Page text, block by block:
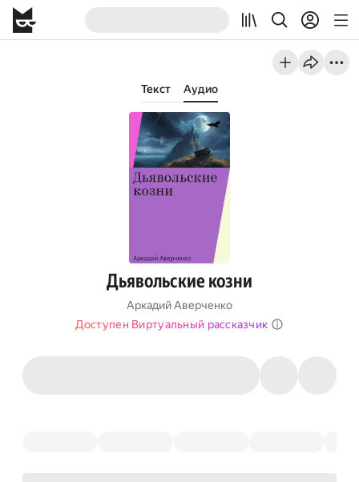
Текст Аудио
Дьявольские козни
Аркадий Аверченко
Доступен Виртуальный рассказчик